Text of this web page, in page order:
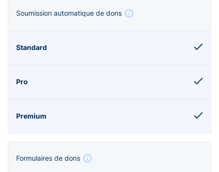
Soumission automatique de dons
Formulaires de dons